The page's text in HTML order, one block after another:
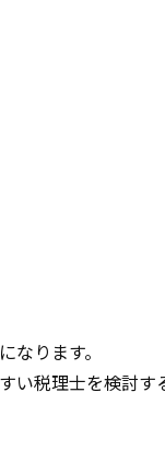
ります。
税理士を検討す